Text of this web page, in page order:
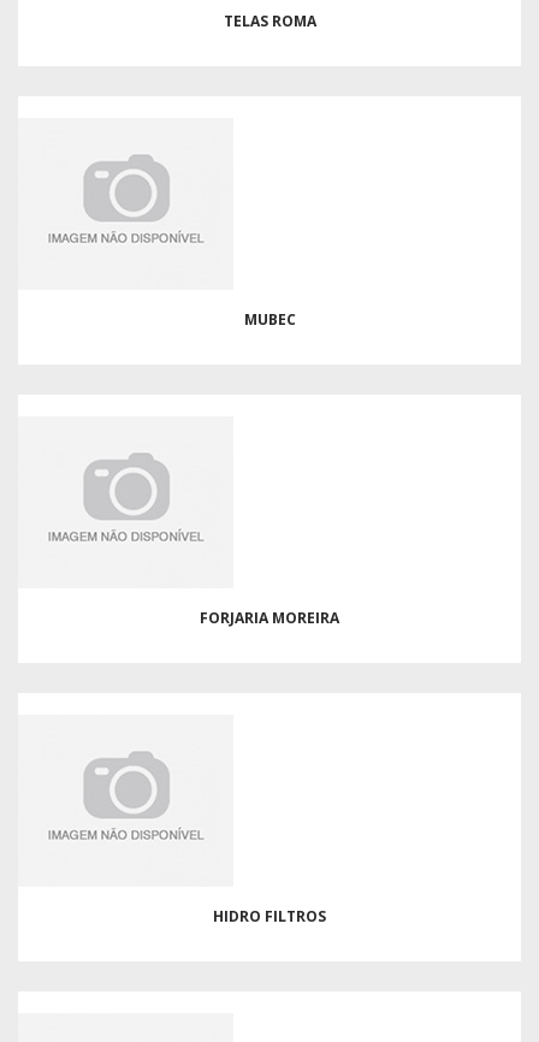
TELAS ROMA
MUBEC
FORJARIA MOREIRA
HIDRO FILTROS